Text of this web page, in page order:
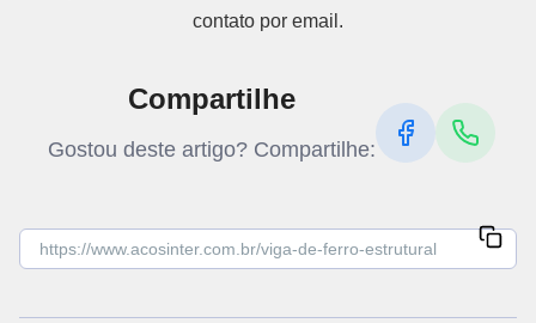
contato por email.
Compartilhe
Gostou deste artigo? Compartilhe: